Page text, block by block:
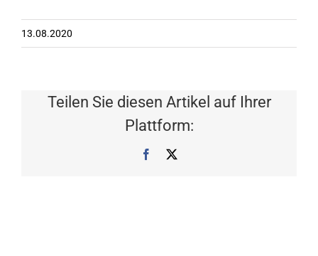
13.08.2020
Teilen Sie diesen Artikel auf Ihrer
Plattform:
Facebook